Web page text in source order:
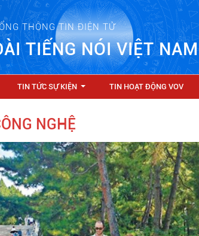
THÔNG TIN ĐIỆN TỬ
TIẾNG NÓI VIỆT NAM
TIN TỨC SỰ KIỆN TIN HOẠT ĐỘNG VOV
NGHỆ